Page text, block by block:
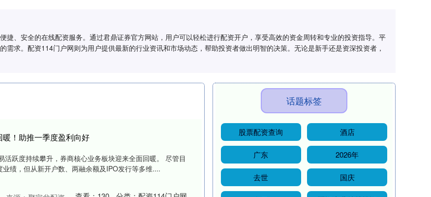
捷、安全的在线配资服务。通过君鼎证券官方网站，用户可以轻松进行配资开户，享受高效的资金周转和专业的投资指导。平
需求。配资114门户网则为用户提供最新的行业资讯和市场动态，帮助投资者做出明智的决策。无论是新手还是资深投资者，
！助推一季度盈利向好
活跃度持续攀升，券商核心业务板块迎来全面回暖。 尽管目
绩，但从新开户数、两融余额及IPO发行等多维....
话题标签
股票配资查询 酒店
广东 2026年
去世 国庆